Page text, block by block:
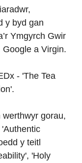
y byd gan
Ymgyrch Gwir
a Virgin.
- 'The Tea
werthwyr gorau,
y teitl
'Holy